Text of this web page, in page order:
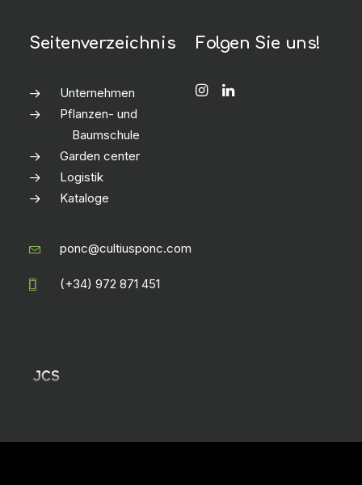
Seitenverzeichnis
Unternehmen
Pflanzen- und
Baumschule
Garden center
Logistik
Kataloge
Folgen Sie uns!
ponc@cultiusponc.com
(+34) 972 871 451